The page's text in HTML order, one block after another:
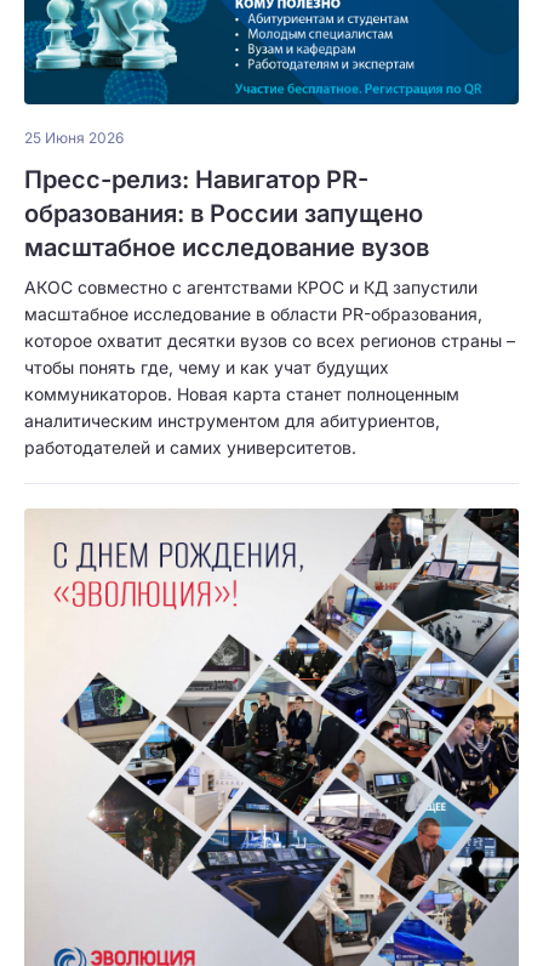
25 Июня 2026
Пресс-релиз: Навигатор PR-
образования: в России запущено
масштабное исследование вузов
АКОС совместно с агентствами КРОС и КД запустили
масштабное исследование в области PR-образования,
которое охватит десятки вузов со всех регионов страны –
чтобы понять где, чему и как учат будущих
коммуникаторов. Новая карта станет полноценным
аналитическим инструментом для абитуриентов,
работодателей и самих университетов.